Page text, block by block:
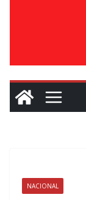
NACIONAL